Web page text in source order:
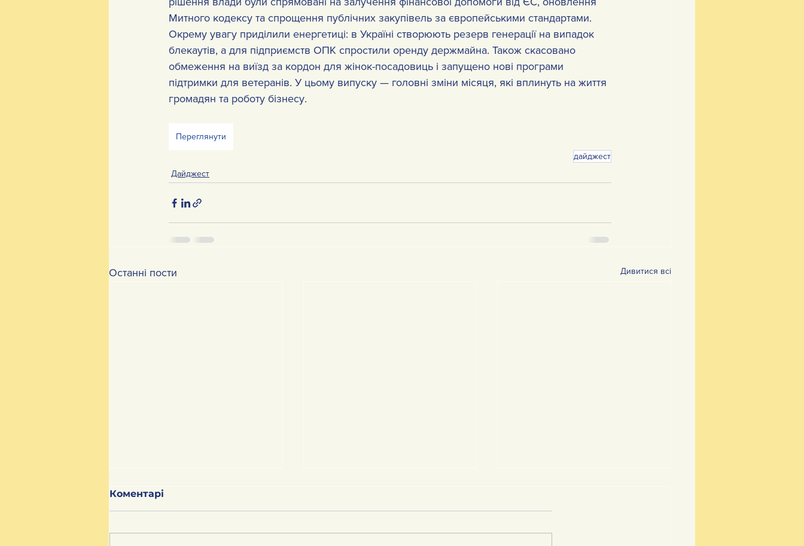
Митного кодексу та спрощення публічних закупівель за європейськими стандартами.
Окрему увагу приділили енергетиці: в Україні створюють резерв генерації на випадок
блекаутів, а для підприємств ОПК спростили оренду держмайна. Також скасовано
обмеження на виїзд за кордон для жінок-посадовиць і запущено нові програми
підтримки для ветеранів. У цьому випуску — головні зміни місяця, які вплинуть на життя
громадян та роботу бізнесу.
Переглянути
дайджест
Дайджест
Останні пости Дивитися всі
Коментарі